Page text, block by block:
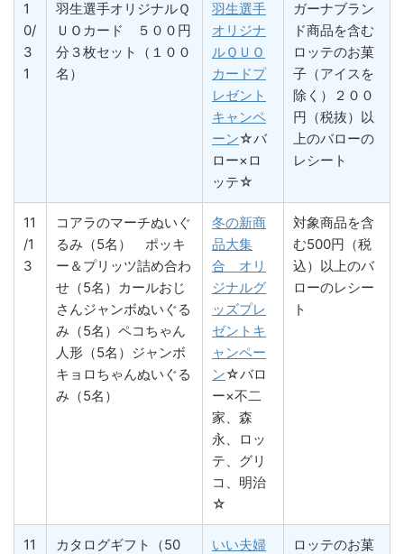
1
0/
3
1
羽生選手オリジナルＱ
ＵＯカード ５００円
分３枚セット（１００
名）
羽生選手
オリジナ
ルＱＵＯ
カードプ
レゼント
キャンペ
ーン☆バ
ロー×ロ
ッテ☆
ガーナブラン
ド商品を含む
ロッテのお菓
子（アイスを
除く）２００
円（税抜）以
上のバローの
レシート
11
/1
3
コアラのマーチぬいぐ
るみ（5名） ポッキ
ー＆プリッツ詰め合わ
せ（5名）カールおじ
さんジャンボぬいぐる
み（5名）ペコちゃん
人形（5名）ジャンボ
キョロちゃんぬいぐる
み（5名）
冬の新商
品大集
合 オリ
ジナルグ
ッズプレ
ゼントキ
ャンペー
ン☆バロ
ー×不二
家、森
永、ロッ
テ、グリ
コ、明治
☆
対象商品を含
む500円（税
込）以上のバ
ローのレシー
ト
11
カタログギフト（50
いい夫婦
ロッテのお菓